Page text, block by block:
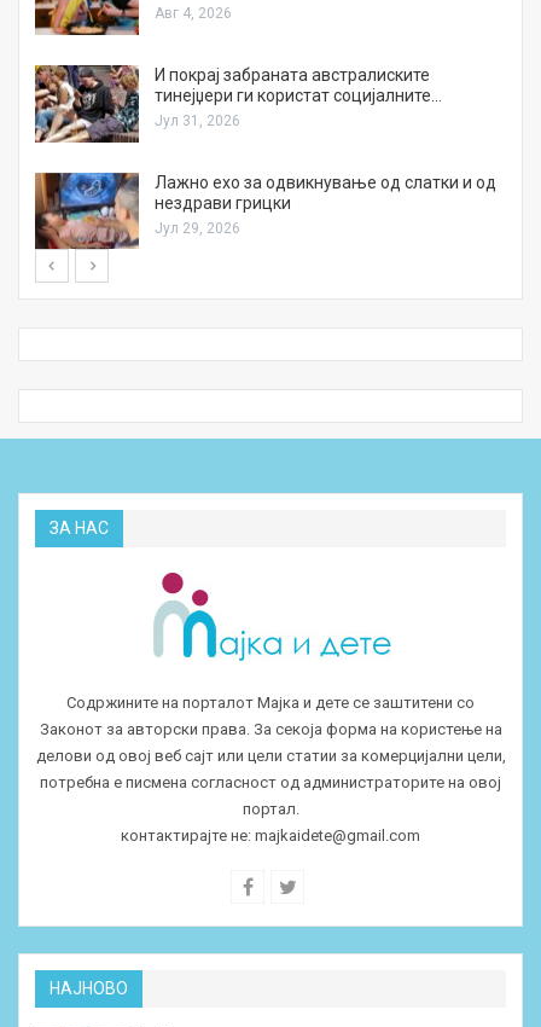
Авг 4, 2026
И покрај забраната австралиските
тинејџери ги користат социјалните…
Јул 31, 2026
Лажно ехо за одвикнување од слатки и од
нездрави грицки
Јул 29, 2026
ЗА НАС
Содржините на порталот Мајка и дете се заштитени со
Законот за авторски права. За секоја форма на користење на
делови од овој веб сајт или цели статии за комерцијални цели,
потребна е писмена согласност од администраторите на овој
портал.
контактирајте не: majkaidete@gmail.com
НАЈНОВО